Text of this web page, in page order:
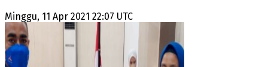
Minggu, 11 Apr 2021 22:07 UTC